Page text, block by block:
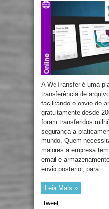
A WeTransfer é uma
transferência de
facilitando o envio de
gratuitamente desde
foram transferidos
segurança a
mundo. Quem
maiores a empresa
email e
envio posterior, para ...
Leia Mais »
tweet